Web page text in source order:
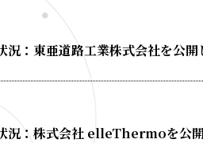
：東亜道路工業株式会社を公開
況：株式会社 elleThermoを公